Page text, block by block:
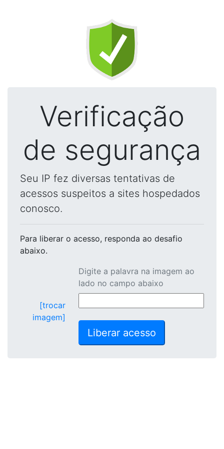
Verificação
de segurança
Seu IP fez diversas tentativas de
acessos suspeitos a sites hospedados
conosco.
Para liberar o acesso, responda ao desafio
abaixo.
[trocar
imagem]
Digite a palavra na imagem ao
lado no campo abaixo